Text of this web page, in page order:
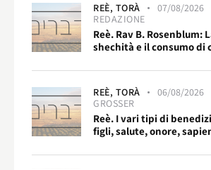
REÈ, TORÀ 07/08/2026
REDAZIONE
Reè. Rav B. Rosenblum:
shechità e il consumo di
REÈ, TORÀ 06/08/2026
GROSSER
Reè. I vari tipi di
figli, salute, onore,